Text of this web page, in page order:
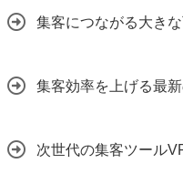
集客につながる大き
集客効率を上げる最
次世代の集客ツール